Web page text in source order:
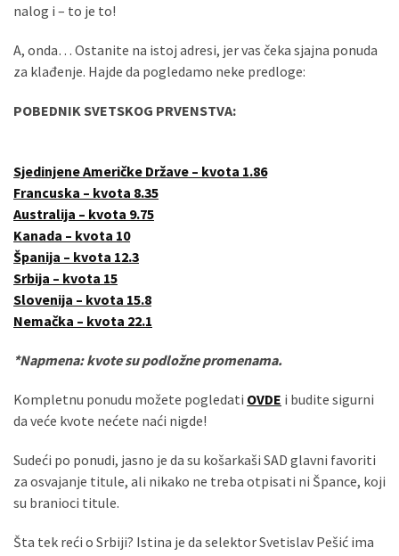
nalog i – to je to!
A, onda… Ostanite na istoj adresi, jer vas čeka sjajna ponuda
za klađenje. Hajde da pogledamo neke predloge:
POBEDNIK SVETSKOG PRVENSTVA:
Sjedinjene Američke Države – kvota 1.86
Francuska – kvota 8.35
Australija – kvota 9.75
Kanada – kvota 10
Španija – kvota 12.3
Srbija – kvota 15
Slovenija – kvota 15.8
Nemačka – kvota 22.1
*Napmena: kvote su podložne promenama.
Kompletnu ponudu možete pogledati OVDE i budite sigurni
da veće kvote nećete naći nigde!
Sudeći po ponudi, jasno je da su košarkaši SAD glavni favoriti
za osvajanje titule, ali nikako ne treba otpisati ni Špance, koji
su branioci titule.
Šta tek reći o Srbiji? Istina je da selektor Svetislav Pešić ima